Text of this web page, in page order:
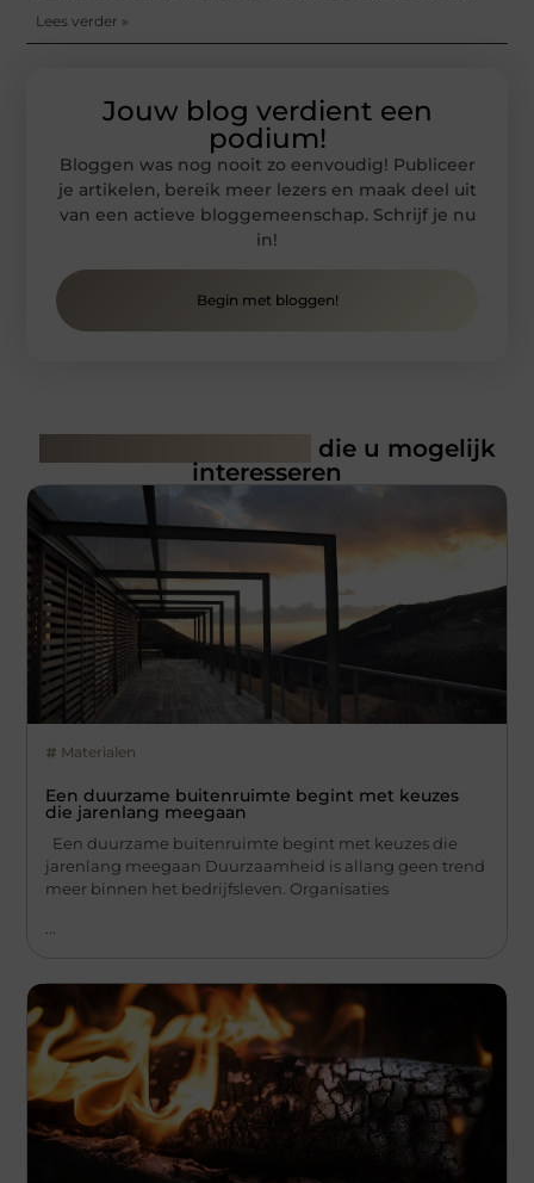
Lees verder »
Jouw blog verdient een
podium!
Bloggen was nog nooit zo eenvoudig! Publiceer
je artikelen, bereik meer lezers en maak deel uit
van een actieve bloggemeenschap. Schrijf je nu
in!
Begin met bloggen!
die u mogelijk
interesseren
Materialen
Een duurzame buitenruimte begint met keuzes
die jarenlang meegaan
Een duurzame buitenruimte begint met keuzes die
jarenlang meegaan Duurzaamheid is allang geen trend
meer binnen het bedrijfsleven. Organisaties
...